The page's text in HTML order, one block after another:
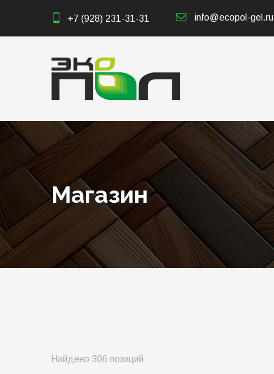
+7 (928) 231-31-31 info@ecopol-gel.ru
Магазин
Найдено 306 позиций